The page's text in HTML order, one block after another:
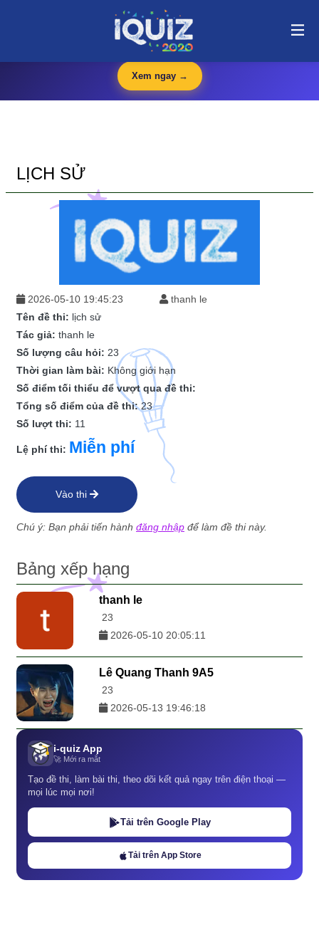
lịch sử | i-quiz.vn@stop article@stop
🛍️
— Văn phòng phẩm, dụng cụ học tập giá tốt
Xem ngay →
LỊCH SỬ
2026-05-10 19:45:23
thanh le
Tên đề thi: lịch sử
Tác giả: thanh le
Số lượng câu hỏi: 23
Thời gian làm bài: Không giới hạn
Số điểm tối thiểu để vượt qua đề thi:
Tổng số điểm của đề thi:23
Số lượt thi: 11
Lệ phí thi: Miễn phí
Vào thi
Chú ý: Bạn phải tiến hành đăng nhập để làm đề thi này.
Bảng xếp hạng
thanh le
23
2026-05-10 20:05:11
Lê Quang Thanh 9A5
23
2026-05-13 19:46:18
i-quiz App
🚀 Mới ra mắt
Tạo đề thi, làm bài thi, theo dõi kết quả ngay trên điện thoại —
mọi lúc mọi nơi!
Tải trên Google Play
Tải trên App Store